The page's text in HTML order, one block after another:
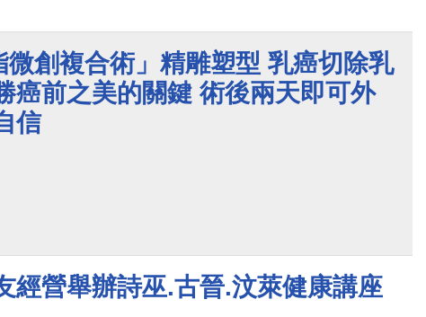
微創複合術」精雕塑型 乳癌切除乳
癌前之美的關鍵 術後兩天即可外
信
經營舉辦詩巫.古晉.汶萊健康講座